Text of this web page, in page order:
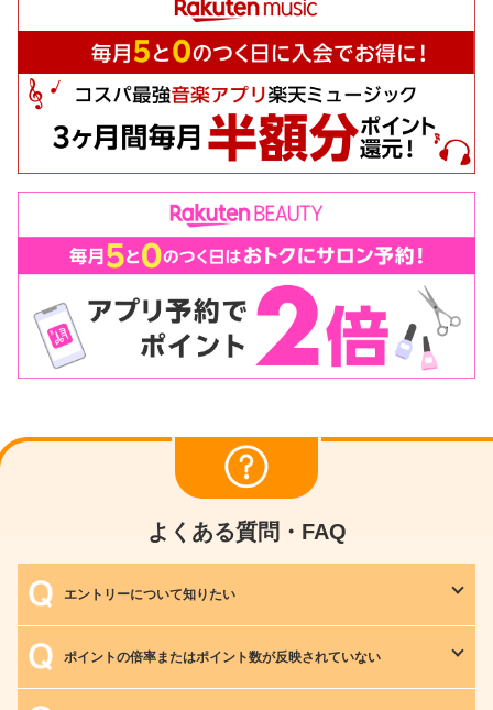
よくある質問・FAQ
エントリーについて知りたい
ポイントの倍率またはポイント数が反映されていない